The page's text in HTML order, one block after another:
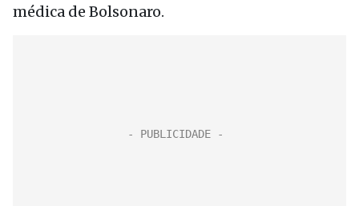
médica de Bolsonaro.